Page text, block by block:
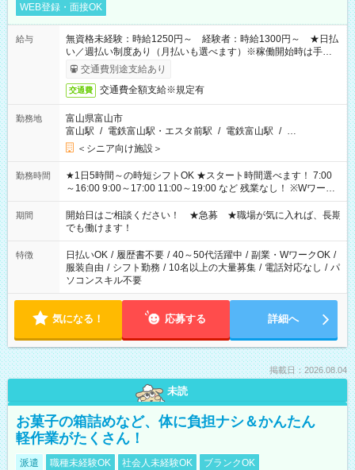
WEB登録・面接OK
給与
無資格未経験：時給1250円～ 経験者：時給1300円～ ★日払
い／週払い制度あり（月払いも選べます）※稼働開始時は手続き
完了次第のお支払いとなります。
交通費別途支給あり
交通費 交通費全額支給※規定有
勤務地
富山県富山市
富山駅 / 電鉄富山駅・エスタ前駅 / 電鉄富山駅 / …
＜シニア向け施設＞
勤務時間
★1日5時間～の時短シフトOK ★スタート時間選べます！ 7:00
～16:00 9:00～17:00 11:00～19:00 など 残業なし！ ※Wワーク
の場合、他のお仕事と合わせ週40時間超の就業はご案内できま
せん ※法令に基づき、週20時間以上勤務は社会保険への加入対
象となります ※労働者派遣法（日雇い派遣の原則禁止）によ
り、短時間・短期間の就業はご案内が難しい場合があります
期間
開始日はご相談ください！ ★急募 ★職場が気に入れば、長期
でも働けます！
特徴 日払いOK / 履歴書不要 / 40～50代活躍中 / 副業・WワークOK /
服装自由 / シフト勤務 / 10名以上の大量募集 / 電話対応なし / パ
ソコンスキル不要
気になる！ 応募する 詳細へ
掲載日：2026.08.04
未読
お菓子の箱詰めなど、体に負担ナシ＆かんたん
軽作業がたくさん！
派遣 職種未経験OK 社会人未経験OK
ブランクOK